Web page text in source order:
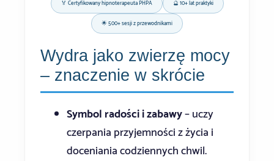
🏅 Certyfikowany hipnoterapeuta PHPA 🔮 10+ lat praktyki
🌟 500+ sesji z przewodnikami
Wydra jako zwierzę mocy
– znaczenie w skrócie
Symbol radości i zabawy– uczy
czerpania przyjemności z życia i
doceniania codziennych chwil.